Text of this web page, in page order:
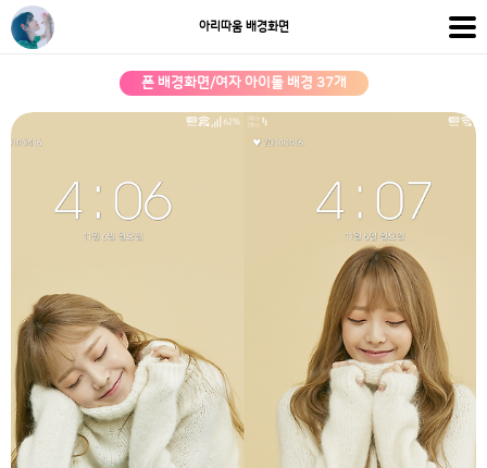
아리따움 배경화면
폰 배경화면/여자 아이돌 배경 37개